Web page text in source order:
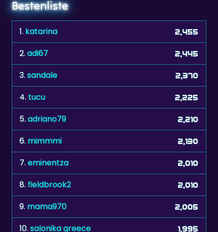
1.katarina
2.adi67 2,445
3. sandale 2,370
4.tucu 2,225
5. adriano79 2,210
6. mimmmi 2,130
7. eminentza 2,010
8. fieldbrook2 2,010
9. mama970 2,005
10.salonika greece 1,995
11. Silver60 1,995